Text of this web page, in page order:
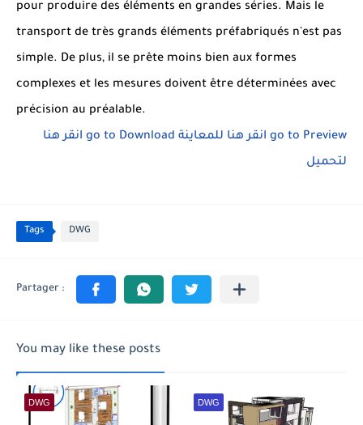
pour produire des éléments en grandes séries. Mais le
transport de très grands éléments préfabriqués n'est pas
simple. De plus, il se prête moins bien aux formes
complexes et les mesures doivent être déterminées avec
précision au préalable.
go to Preview انقر هنا للمعاينة go to Download انقر هنا
لتحميل
Tags DWG
You may like these posts
DWG DWG